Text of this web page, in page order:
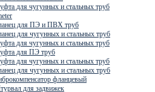
для чугунных и стальных труб
для ПЭ и ПВХ труб
для чугунных и стальных труб
для чугунных и стальных труб
для ПЭ труб
для чугунных и стальных труб
для чугунных и стальных труб
фланцевый
для задвижек